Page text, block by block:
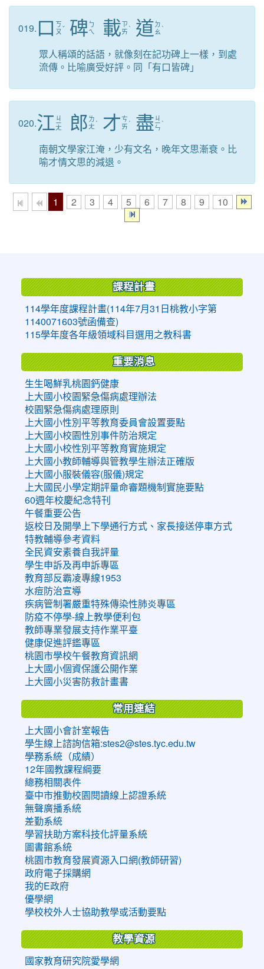
019. 口 ㄎ
ㄡˇ 碑 ㄅ
ㄟ
載ㄗ
ㄞˋ 道 ㄉ
ㄠˋ
眾人稱頌的話語，就像刻在記功碑上一樣，到處
流傳。比喻廣受好評。同「有口皆碑」
020.江 ㄐ
ㄧ
ㄤ 郎 ㄌ
ㄤ ˊ 才ㄘ
ㄞ ˊ 盡 ㄐ
ㄧ
ㄣ
ˋ
南朝文學家江淹，少有文名，晚年文思漸衰。比
喻才情文思的減退。
1 2 3 4 5 6 7 8 9 10
課程計畫
114學年度課程計畫(114年7月31日桃教小字第
1140071603號函備查)
115學年度各年級領域科目選用之教科書
重要消息
生生喝鮮乳桃園鈣健康
上大國小校園緊急傷病處理辦法
校園緊急傷病處理原則
上大國小性別平等教育委員會設置要點
上大國小校園性別事件防治規定
上大國小校性別平等教育實施規定
上大國小教師輔導與管教學生辦法正確版
上大國小服裝儀容(服儀)規定
上大國民小學定期評量命審題機制實施要點
60週年校慶紀念特刊
午餐重要公告
返校日及開學上下學通行方式、家長接送停車方式
特教輔導參考資料
全民資安素養自我評量
學生申訴及再申訴專區
教育部反霸凌專線1953
水痘防治宣導
疾病管制署嚴重特殊傳染性肺炎專區
防疫不停學-線上教學便利包
教師專業發展支持作業平臺
健康促進評鑑專區
桃園市學校午餐教育資訊網
上大國小個資保護公開作業
上大國小災害防救計畫書
常用連結
上大國小會計室報告
學生線上諮詢信箱:stes2@stes.tyc.edu.tw
學務系統（成績）
12年國教課程綱要
總務相關表件
臺中市推動校園閱讀線上認證系統
無聲廣播系統
差勤系統
學習扶助方案科技化評量系統
圖書館系統
桃園市教育發展資源入口網(教師研習)
政府電子採購網
我的E政府
優學網
學校校外人士協助教學或活動要點
教學資源
國家教育研究院愛學網